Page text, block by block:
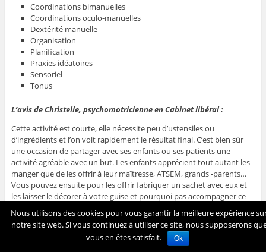
Coordinations bimanuelles
Coordinations oculo-manuelles
Dextérité manuelle
Organisation
Planification
Praxies idéatoires
Sensoriel
Tonus
L’avis de Christelle, psychomotricienne en Cabinet libéral :
Cette activité est courte, elle nécessite peu d’ustensiles ou
d’ingrédients et l’on voit rapidement le résultat final.C’est bien sûr
une occasion de partager avec ses enfants ou ses patients une
activité agréable avec un but. Les enfants apprécient tout autant les
manger que de les offrir à leur maîtresse, ATSEM, grands -parents…
Vous pouvez ensuite pour les offrir fabriquer un sachet avec eux et
les laisser le décorer à votre guise et pourquoi pas accompagner ce
cadeau d’une carte de voeux qu’ils auront eux-même fabriqué.
Nous utilisons des cookies pour vous garantir la meilleure expérience
notre site web. Si vous continuez à utiliser ce site, nous supposerons
vous en êtes satisfait.
Ok